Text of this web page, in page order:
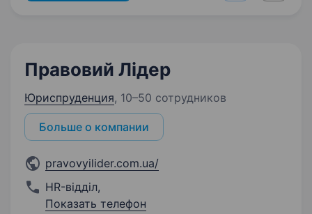
Правовий Лідер
Юриспруденция, 10–50 сотрудников
Больше о компании
pravovyilider.com.ua/
HR-відділ,
Показать телефон